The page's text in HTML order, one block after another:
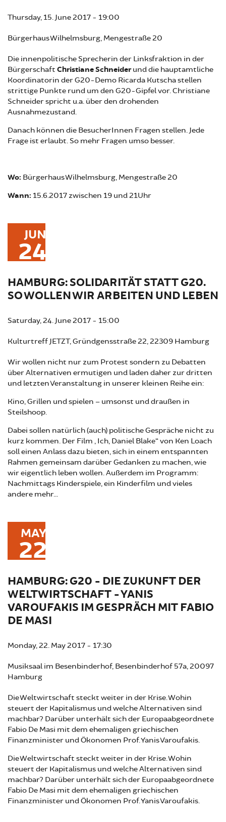
Thursday, 15. June 2017 - 19:00
Bürgerhaus Wilhelmsburg, Mengestraße 20
Die innenpolitische Sprecherin der Linksfraktion in der
Bürgerschaft Christiane Schneiderund die hauptamtliche
Koordinatorin der G20-Demo Ricarda Kutscha stellen
strittige Punkte rund um den G20-Gipfel vor. Christiane
Schneider spricht u.a. über den drohenden
Ausnahmezustand.
Danach können die BesucherInnen Fragen stellen. Jede
Frage ist erlaubt. So mehr Fragen umso besser.
Wo: Bürgerhaus Wilhelmsburg, Mengestraße 20
Wann: 15.6.2017 zwischen 19 und 21Uhr
JUN
24
HAMBURG: SOLIDARITÄT STATT G20.
SO WOLLEN WIR ARBEITEN UND LEBEN
Saturday, 24. June 2017 - 15:00
Kulturtreff JETZT, Gründgensstraße 22, 22309 Hamburg
Wir wollen nicht nur zum Protest sondern zu Debatten
über Alternativen ermutigen und laden daher zur dritten
und letzten Veranstaltung in unserer kleinen Reihe ein:
Kino, Grillen und spielen – umsonst und draußen in
Steilshoop.
Dabei sollen natürlich (auch) politische Gespräche nicht zu
kurz kommen. Der Film „Ich, Daniel Blake“ von Ken Loach
soll einen Anlass dazu bieten, sich in einem entspannten
Rahmen gemeinsam darüber Gedanken zu machen, wie
wir eigentlich leben wollen. Außerdem im Programm:
Nachmittags Kinderspiele, ein Kinderfilm und vieles
andere mehr...
MAY
22
HAMBURG: G20 - DIE ZUKUNFT DER
WELTWIRTSCHAFT - YANIS
VAROUFAKIS IM GESPRÄCH MIT FABIO
DE MASI
Monday, 22. May 2017 - 17:30
Musiksaal im Besenbinderhof, Besenbinderhof 57a, 20097
Hamburg
Die Weltwirtschaft steckt weiter in der Krise. Wohin
steuert der Kapitalismus und welche Alternativen sind
machbar? Darüber unterhält sich der Europaabgeordnete
Fabio De Masi mit dem ehemaligen griechischen
Finanzminister und Ökonomen Prof. Yanis Varoufakis.
Die Weltwirtschaft steckt weiter in der Krise. Wohin
steuert der Kapitalismus und welche Alternativen sind
machbar? Darüber unterhält sich der Europaabgeordnete
Fabio De Masi mit dem ehemaligen griechischen
Finanzminister und Ökonomen Prof. Yanis Varoufakis.